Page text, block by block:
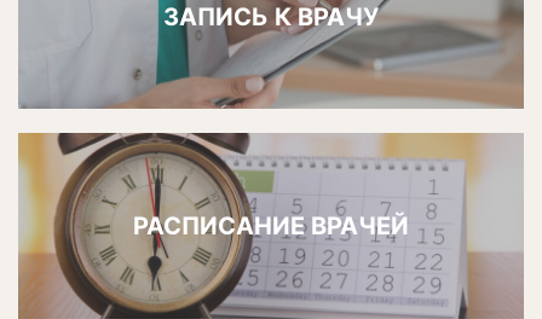
ЗАПИСЬ К ВРАЧУ
РАСПИСАНИЕ ВРАЧЕЙ